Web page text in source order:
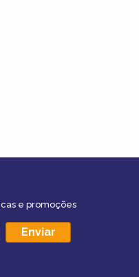
e promoções